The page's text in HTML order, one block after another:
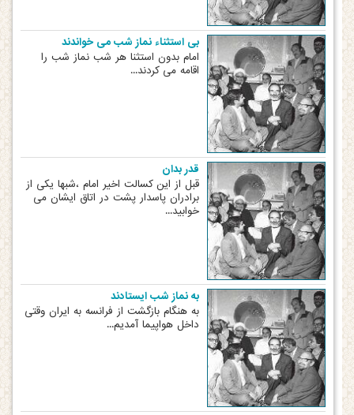
بی استثناء نماز شب می خواندند
امام بدون استثنا هر شب نماز شب را
اقامه می کردند...
قدر بدان
قبل از این کسالت اخیر امام ،شبها یکی از
برادران پاسدار پشت در اتاق ایشان می
خوابید...
به نماز شب ایستادند
به هنگام بازگشت از فرانسه به ایران وقتی
داخل هواپیما آمدیم...